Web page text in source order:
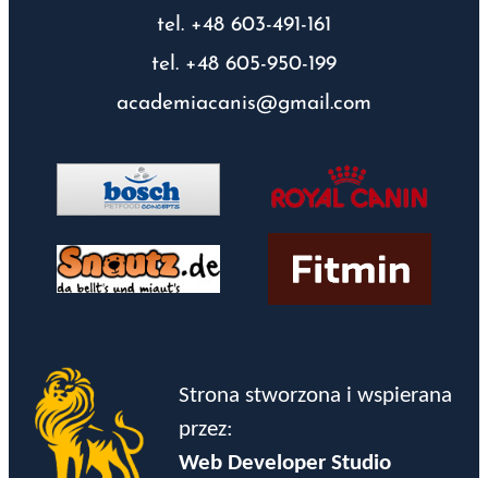
tel. +48 603-491-161
tel. +48 605-950-199
academiacanis@gmail.com
Strona stworzona i wspierana
przez:
Web Developer Studio